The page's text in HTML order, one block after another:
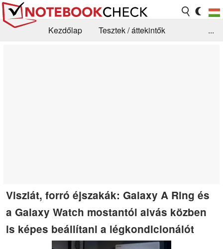
Kezdőlap
Tesztek / áttekintők
...
Viszlát, forró éjszakák: Galaxy A Ring és
a Galaxy Watch mostantól alvás közben
is képes beállítani a légkondicionálót